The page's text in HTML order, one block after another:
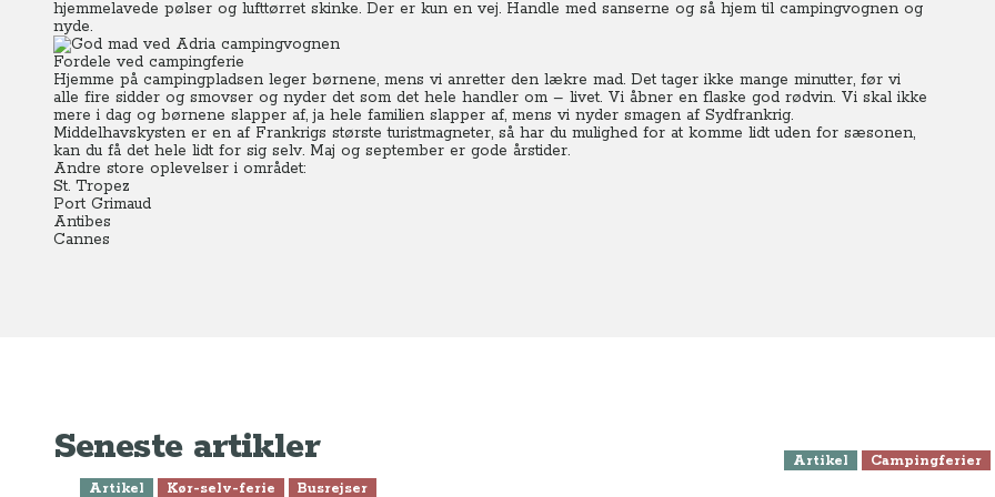
hjemmelavede pølser og lufttørret skinke. Der er kun en vej. Handle med sanserne og så hjem til campingvognen og
nyde.
Fordele ved campingferie
Hjemme på campingpladsen leger børnene, mens vi anretter den lækre mad. Det tager ikke mange minutter, før vi
alle fire sidder og smovser og nyder det som det hele handler om – livet. Vi åbner en flaske god rødvin. Vi skal ikke
mere i dag og børnene slapper af, ja hele familien slapper af, mens vi nyder smagen af Sydfrankrig.
Middelhavskysten er en af Frankrigs største turistmagneter, så har du mulighed for at komme lidt uden for sæsonen,
kan du få det hele lidt for sig selv. Maj og september er gode årstider.
Andre store oplevelser i området:
St. Tropez
Port Grimaud
Antibes
Cannes
Seneste artikler
Artikel Kør-selv-ferie Busrejser
Artikel Campingferier